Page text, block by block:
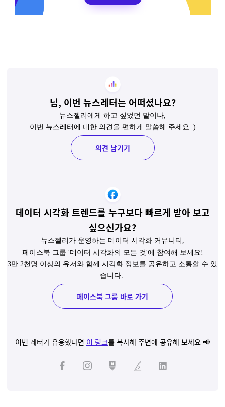
님, 이번 뉴스레터는 어떠셨나요?
뉴스젤리에게 하고 싶었던 말이나,
이번 뉴스레터에 대한 의견을 편하게 말씀해 주세요.:)
의견 남기기
데이터 시각화 트렌드를 누구보다 빠르게 받아 보고
싶으신가요?
뉴스젤리가 운영하는 데이터 시각화 커뮤니티,
페이스북 그룹 '데이터 시각화의 모든 것'에 참여해 보세요!
3만 2천명 이상의 유저와 함께 시각화 정보를 공유하고 소통할 수 있
습니다.
페이스북 그룹 바로 가기
이번 레터가 유용했다면 이 링크를 복사해 주변에 공유해 보세요 📢